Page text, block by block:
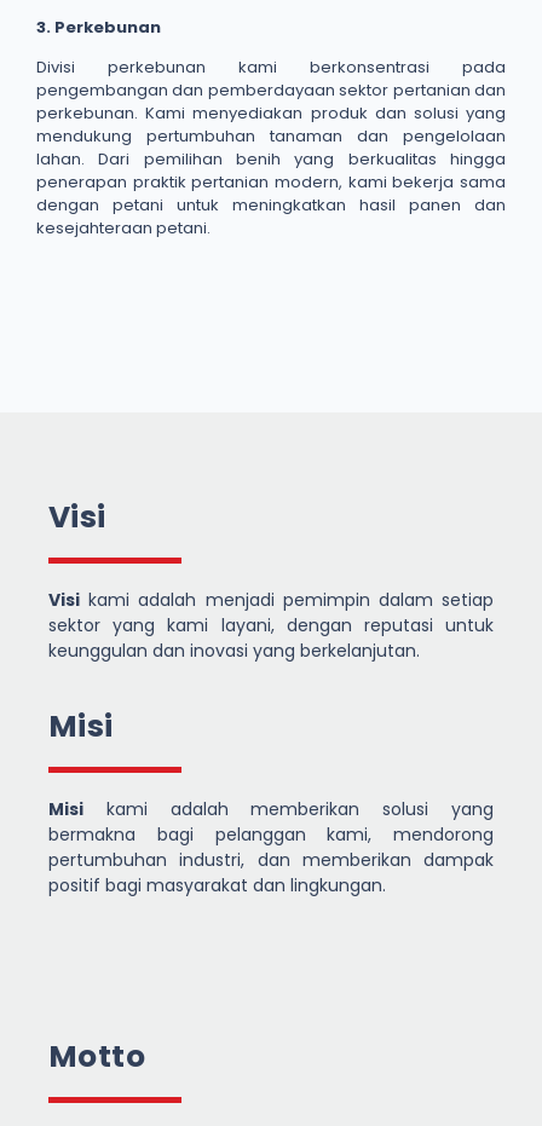
3. Perkebunan
Divisi perkebunan kami berkonsentrasi pada
pengembangan dan pemberdayaan sektor pertanian dan
perkebunan. Kami menyediakan produk dan solusi yang
mendukung pertumbuhan tanaman dan pengelolaan
lahan. Dari pemilihan benih yang berkualitas hingga
penerapan praktik pertanian modern, kami bekerja sama
dengan petani untuk meningkatkan hasil panen dan
kesejahteraan petani.
Visi
Visi kami adalah menjadi pemimpin dalam setiap
sektor yang kami layani, dengan reputasi untuk
keunggulan dan inovasi yang berkelanjutan.
Misi
Misi kami adalah memberikan solusi yang
bermakna bagi pelanggan kami, mendorong
pertumbuhan industri, dan memberikan dampak
positif bagi masyarakat dan lingkungan.
Motto